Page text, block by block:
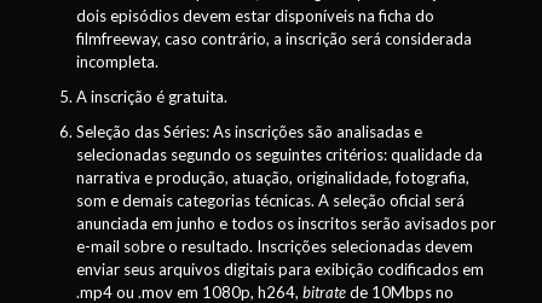
dois episódios devem estar disponíveis na ficha do
filmfreeway, caso contrário, a inscrição será considerada
incompleta.
A inscrição é gratuita.
Seleção das Séries: As inscrições são analisadas e
selecionadas segundo os seguintes critérios: qualidade da
narrativa e produção, atuação, originalidade, fotografia,
som e demais categorias técnicas. A seleção oficial será
anunciada em junho e todos os inscritos serão avisados por
e-mail sobre o resultado. Inscrições selecionadas devem
enviar seus arquivos digitais para exibição codificados em
.mp4 ou .mov em 1080p, h264, bitratede 10Mbps no